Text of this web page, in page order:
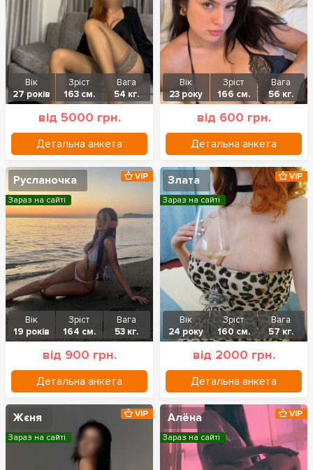
Вік
27 років
Зріст
163 см.
Вага
54 кг.
від 5000 грн.
Детальна анкета
Вік
23 року
Зріст
166 см.
Вага
56 кг.
від 600 грн.
Детальна анкета
Русланочка
Вік
19 років
Зріст
164 см.
Вага
53 кг.
від 900 грн.
Детальна анкета
VIP
Зараз на сайті
Злата
Вік
24 року
Зріст
160 см.
Вага
57 кг.
від 2000 грн.
Детальна анкета
VIP
Зараз на сайті
Жєня VIP
Зараз на сайті
Алёна VIP
Зараз на сайті